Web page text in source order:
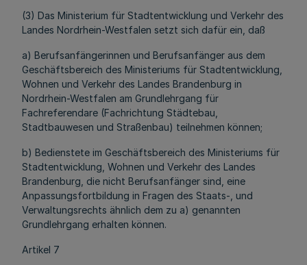
(3) Das Ministerium für Stadtentwicklung und Verkehr des
Landes Nordrhein-Westfalen setzt sich dafür ein, daß
a) Berufsanfängerinnen und Berufsanfänger aus dem
Geschäftsbereich des Ministeriums für Stadtentwicklung,
Wohnen und Verkehr des Landes Brandenburg in
Nordrhein-Westfalen am Grundlehrgang für
Fachreferendare (Fachrichtung Städtebau,
Stadtbauwesen und Straßenbau) teilnehmen können;
b) Bedienstete im Geschäftsbereich des Ministeriums für
Stadtentwicklung, Wohnen und Verkehr des Landes
Brandenburg, die nicht Berufsanfänger sind, eine
Anpassungsfortbildung in Fragen des Staats-, und
Verwaltungsrechts ähnlich dem zu a) genannten
Grundlehrgang erhalten können.
Artikel 7